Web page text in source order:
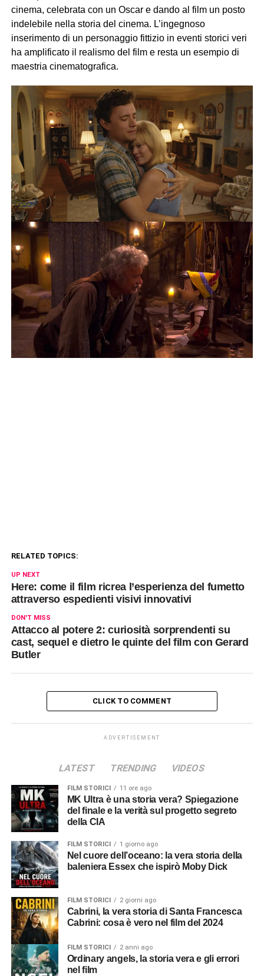
cinema, celebrata con un Oscar e dando al film un posto
indelebile nella storia del cinema. L’ingegnoso
inserimento di un personaggio fittizio in eventi storici veri
ha amplificato il realismo del film e resta un esempio di
maestria cinematografica.
RELATED TOPICS:
UP NEXT
Here: come il film ricrea l’esperienza del fumetto
attraverso espedienti visivi innovativi
DON'T MISS
Attacco al potere 2: curiosità sorprendenti su
cast, sequel e dietro le quinte del film con Gerard
Butler
CLICK TO COMMENT
ADVERTISEMENT
LATEST TRENDING VIDEOS
FILM STORICI 11 ore ago
MK Ultra è una storia vera? Spiegazione
del finale e la verità sul progetto segreto
della CIA
FILM STORICI 1 giorno ago
Nel cuore dell’oceano: la vera storia della
baleniera Essex che ispirò Moby Dick
FILM STORICI 2 giorni ago
Cabrini, la vera storia di Santa Francesca
Cabrini: cosa è vero nel film del 2024
FILM STORICI 2 anni ago
Ordinary angels, la storia vera e gli errori
nel film